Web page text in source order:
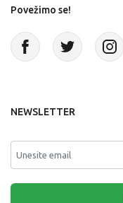
Povežimo se!
NEWSLETTER